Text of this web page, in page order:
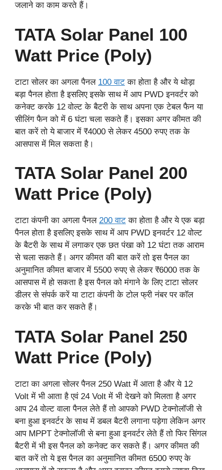
जलाने का काम करते हैं।
TATA Solar Panel 100
Watt Price (Poly)
टाटा सोलर का अगला पैनल 100 वाट का होता है और ये थोड़ा
बड़ा पैनल होता है इसलिए इसके साथ में आप PWD इनवर्टर को
कनेक्ट करके 12 वोल्ट के बैटरी के साथ अपना एक टेबल फैन या
सीलिंग फैन को में 6 घंटा चला सकते हैं। इसका अगर कीमत की
बात करें तो ये बाजार में ₹4000 से लेकर 4500 रुपए तक के
आसपास में मिल सकता है।
TATA Solar Panel 200
Watt Price (Poly)
टाटा कंपनी का अगला पैनल 200 वाट का होता है और ये एक बड़ा
पैनल होता है इसलिए इसके साथ में आप PWD इनवर्टर 12 वोल्ट
के बैटरी के साथ में लगाकर एक छत पंखा को 12 घंटा तक आराम
से चला सकते हैं। अगर कीमत की बात करें तो इस पैनल का
अनुमानित कीमत बाजार में 5500 रुपए से लेकर ₹6000 तक के
आसपास में हो सकता है इस पैनल को मंगाने के लिए टाटा सोलर
डीलर से संपर्क करें या टाटा कंपनी के टोल फ्री नंबर पर कॉल
करके भी बात कर सकते हैं।
TATA Solar Panel 250
Watt Price (Poly)
टाटा का अगला सोलर पैनल 250 Watt में आता है और ये 12
Volt में भी आता है एवं 24 Volt में भी देखने को मिलता है अगर
आप 24 वोल्ट वाला पैनल लेते हैं तो आपको PWD टेक्नोलॉजी से
बना हुआ इनवर्टर के साथ में डबल बैटरी लगाना पड़ेगा लेकिन अगर
आप MPPT टेक्नोलॉजी से बना हुआ इनवर्टर लेते हैं तो फिर सिंगल
बैटरी में भी इस पैनल को कनेक्ट कर सकते हैं। अगर कीमत की
बात करें तो ये इस पैनल का अनुमानित कीमत 6500 रुपए के